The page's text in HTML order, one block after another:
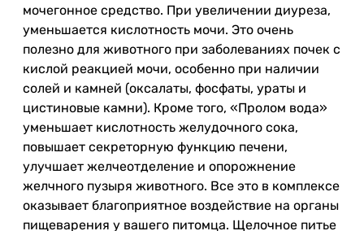
мочегонное средство. При увеличении диуреза,
уменьшается кислотность мочи. Это очень
полезно для животного при заболеваниях почек с
кислой реакцией мочи, особенно при наличии
солей и камней (оксалаты, фосфаты, ураты и
цистиновые камни). Кроме того, «Пролом вода»
уменьшает кислотность желудочного сока,
повышает секреторную функцию печени,
улучшает желчеотделение и опорожнение
желчного пузыря животного. Все это в комплексе
оказывает благоприятное воздействие на органы
пищеварения у вашего питомца. Щелочное питье